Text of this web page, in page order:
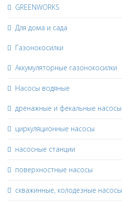
GREENWORKS
Для дома и сада
Газонокосилки
Аккумуляторные газонокосилки
Насосы водяные
дренажные и фекальные насосы
циркуляционные насосы
насосные станции
поверхностные насосы
скважинные, колодезные насосы